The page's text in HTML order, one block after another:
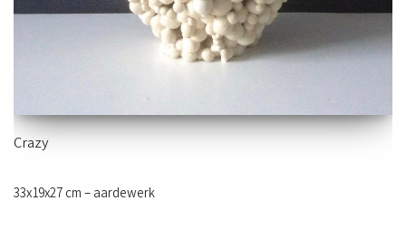
Crazy
33x19x27 cm – aardewerk